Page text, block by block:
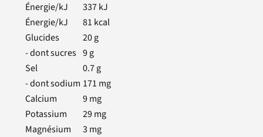
Énergie/kJ
337kJ
Énergie/kJ
81 kcal
Glucides
20g
- dont sucres 9g
Sel
0.7g
- dont sodium 171 mg
Calcium
9mg
Potassium
29mg
Magnésium
3 mg